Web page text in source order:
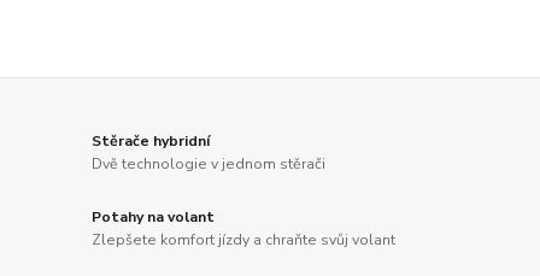
Stěrače hybridní
Dvě technologie v jednom stěrači
Potahy na volant
Zlepšete komfort jízdy a chraňte svůj volant